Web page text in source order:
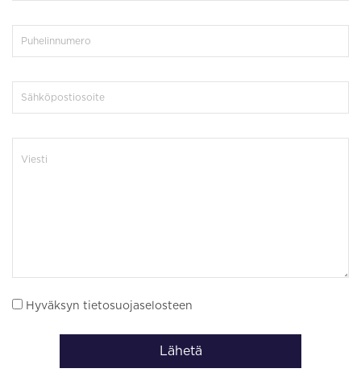
Hyväksyn tietosuojaselosteen
Lähetä